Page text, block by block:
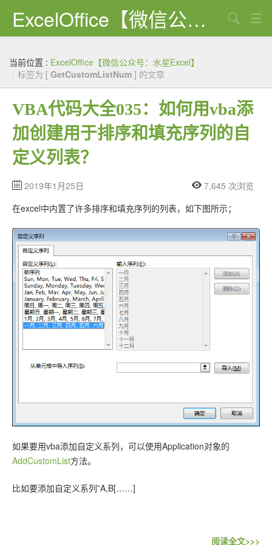
ExcelOffice【微信公众号：水星Excel】
资源下载
VBA代码大全
EXCEL VBA
WORD VBA
C#
联系站长
当前位置 : ExcelOffice【微信公众号：水星Excel】
/ 标签为 [ GetCustomListNum ] 的文章
VBA代码大全035：如何用vba添
加创建用于排序和填充序列的自
定义列表？
2019年1月25日
7,645 次浏览
在excel中内置了许多排序和填充序列的列表，如下图所示；
如果要用vba添加自定义系列，可以使用Application对象的
AddCustomList方法。
比如要添加自定义系列”A,B[……]
阅读全文>>>